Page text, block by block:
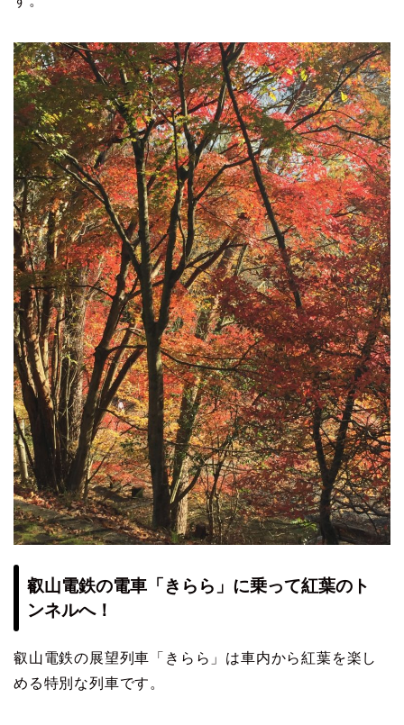
叡山電鉄の電車「きらら」に乗って紅葉のト
ンネルへ！
叡山電鉄の展望列車「きらら」は車内から紅葉を楽し
める特別な列車です。